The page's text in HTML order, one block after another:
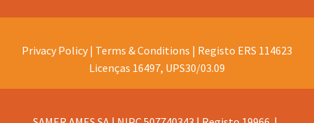
Privacy Policy | Terms & Conditions | Registo ERS 114623
Licenças 16497, UPS30/03.09